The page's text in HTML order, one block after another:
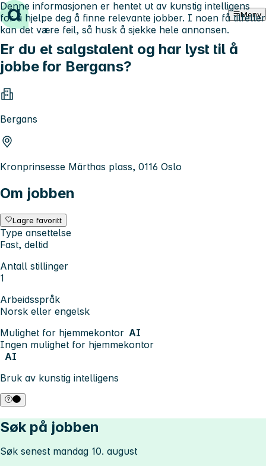
Hopp til innhold Meny
Er du et salgstalent og har lyst til å
jobbe for Bergans?
Bergans
Kronprinsesse Märthas plass, 0116 Oslo
Om jobben
Lagre favoritt
Type ansettelse
Fast, deltid
Antall stillinger
1
Arbeidsspråk
Norsk eller engelsk
Mulighet for hjemmekontor AI
Ingen mulighet for hjemmekontor
AI
Bruk av kunstig intelligens
Denne informasjonen er hentet ut av kunstig intelligens
for å hjelpe deg å finne relevante jobber. I noen få tilfeller
kan det være feil, så husk å sjekke hele annonsen.
Søk på jobben
Søk senest mandag 10. august